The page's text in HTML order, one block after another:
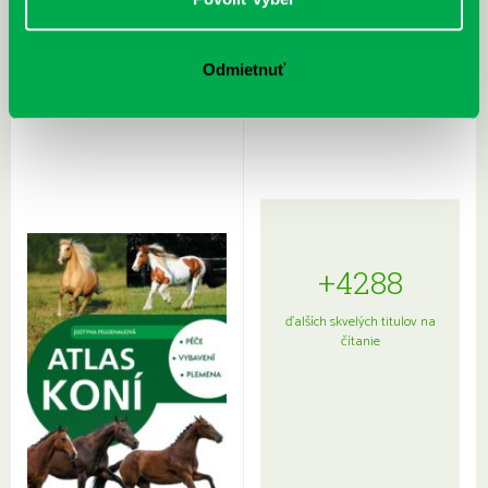
Odmietnuť
Rudź, Przemyslaw: Atlas hviezd:
Hardy, Paula: Japonsko na tanieri:
+4288
ďalších skvelých titulov na
čítanie